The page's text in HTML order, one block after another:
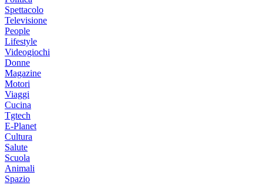
Spettacolo
Televisione
People
Lifestyle
Videogiochi
Donne
Magazine
Motori
Viaggi
Cucina
Tgtech
E-Planet
Cultura
Salute
Scuola
Animali
Spazio